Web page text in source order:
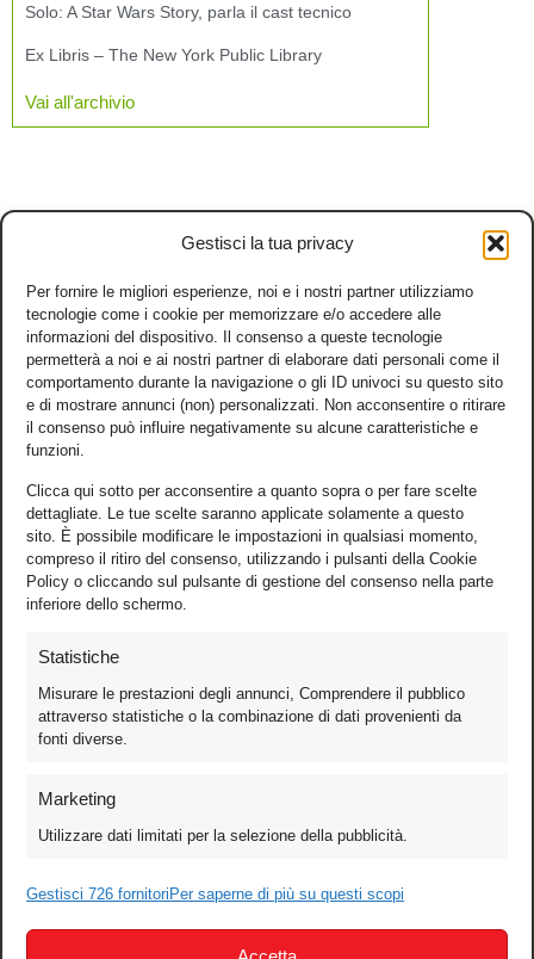
Gestisci la tua privacy
Per fornire le migliori esperienze, noi e i nostri partner utilizziamo
tecnologie come i cookie per memorizzare e/o accedere alle
informazioni del dispositivo. Il consenso a queste tecnologie
permetterà a noi e ai nostri partner di elaborare dati personali come il
comportamento durante la navigazione o gli ID univoci su questo sito
e di mostrare annunci (non) personalizzati. Non acconsentire o ritirare
il consenso può influire negativamente su alcune caratteristiche e
funzioni.
Clicca qui sotto per acconsentire a quanto sopra o per fare scelte
dettagliate. Le tue scelte saranno applicate solamente a questo
sito. È possibile modificare le impostazioni in qualsiasi momento,
compreso il ritiro del consenso, utilizzando i pulsanti della Cookie
Policy o cliccando sul pulsante di gestione del consenso nella parte
inferiore dello schermo.
Statistiche
Misurare le prestazioni degli annunci, Comprendere il pubblico
attraverso statistiche o la combinazione di dati provenienti da
fonti diverse.
Marketing
Utilizzare dati limitati per la selezione della pubblicità.
Gestisci 726 fornitori Per saperne di più su questi scopi
Solo: A Star Wars Story, parla il cast tecnico
Ex Libris – The New York Public Library
Vai all'archivio
Games
Test